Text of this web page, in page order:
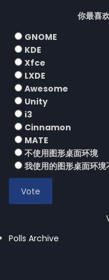
你最喜
GNOME
KDE
Xfce
LXDE
Awesome
Unity
i3
Cinnamon
MATE
不使用图形桌面环境
我使用的图形桌面环境
Polls Archive